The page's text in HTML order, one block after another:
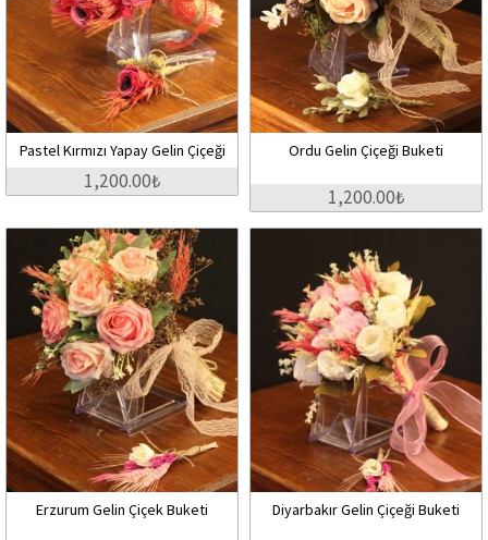
Pastel Kırmızı Yapay Gelin Çiçeği
1,200.00₺
Ordu Gelin Çiçeği Buketi
1,200.00₺
Erzurum Gelin Çiçek Buketi Diyarbakır Gelin Çiçeği Buketi